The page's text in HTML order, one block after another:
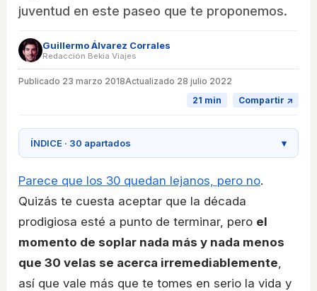
juventud en este paseo que te proponemos.
Guillermo Álvarez Corrales
Redacción Bekia Viajes
Publicado 23 marzo 2018Actualizado 28 julio 2022
21 min
Compartir ↗
ÍNDICE · 30 apartados ▾
Parece que los 30 quedan lejanos, pero no.
Quizás te cuesta aceptar que la década
prodigiosa esté a punto de terminar, pero el
momento de soplar nada más y nada menos
que 30 velas se acerca irremediablemente
así que vale más que te tomes en serio la vida y